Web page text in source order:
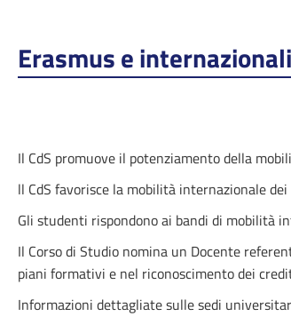
Erasmus e
Il CdS promuove il potenziamento della
ll CdS favorisce la mobilità internazionale
Gli studenti rispondono ai bandi di mobilità
Il Corso di Studio nomina un Docente
piani formativi e nel riconoscimento dei
Informazioni dettagliate sulle sedi